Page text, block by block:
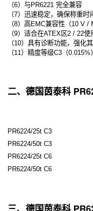
（6）与PR6221 完全兼容
（7）迅速稳定，确保称重时
（8）高EMC兼容性（10 V /
（9）适合在ATEX区2 / 22使
（10）具有诊断功能，强化
（11）精度等级C3（0.015%
二、德国茵泰科
PR6224/25t C3
PR6224/50t C3
PR6224/25t C6
PR6224/50t C6
三、德国茵泰科